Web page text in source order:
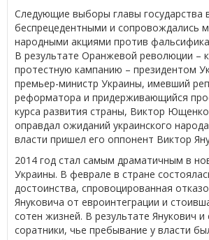
Следующие выборы главы государства
беспрецедентными и сопровождались
народными акциями против
В результате Оранжевой революции –
протестную кампанию – президентом
премьер-министр Украины, имевший
реформатора и придерживающийся
курса развития страны, Виктор
оправдал ожиданий украинского
власти пришел его оппонент Виктор
2014 год стал самым драматичным в
Украины. В феврале в стране
достоинства, спровоцированная
Януковича от евроинтеграции и
сотен жизней. В результате Янукович
соратники, чье пребывание у власти